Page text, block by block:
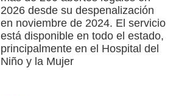
2026 desde su despenalización
en noviembre de 2024. El servicio
está disponible en todo el estado,
principalmente en el Hospital del
Niño y la Mujer